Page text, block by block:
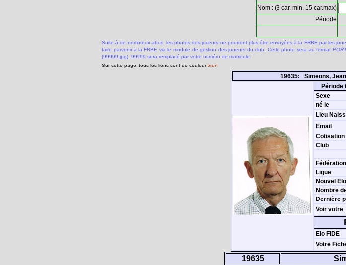
Nom : (3 car. min, 15 car.max)
Période
Suite à de nombreux abus, les photos des joueurs ne pourront plus être envoyées à la FRBE par les
faire parvenir à la FRBE via le module de gestion des joueurs du club. Cette photo sera au format
(99999.jpg), 99999 sera remplacé par votre numéro de matricule.
Sur cette page, tous les liens sont de couleurbrun
19635: Simeons,
Période
Sexe
né le
Lieu
Email
Cotisation
Club
Fédération
Ligue
Nouvel Elo
Nombre
Dernière
Voir votre
Elo FIDE
Votre
19635